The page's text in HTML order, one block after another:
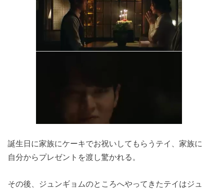
誕生日に家族にケーキでお祝いしてもらうテイ、家族に
自分からプレゼントを渡し驚かれる。
その後、 ジュンギョムのところへやってきたテイはジュ